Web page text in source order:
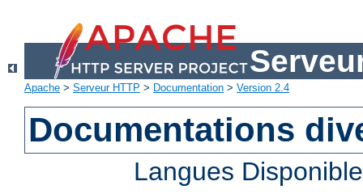
Apache > Serveur HTTP > Documentation > Version 2.4
Documentations
Langues